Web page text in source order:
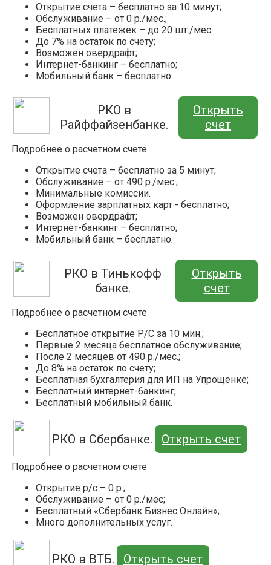
Открытие счета – бесплатно за 10 минут;
Обслуживание – от 0 р./мес.;
Бесплатных платежек – до 20 шт./мес.
До 7% на остаток по счету;
Возможен овердрафт;
Интернет-банкинг – бесплатно;
Мобильный банк – бесплатно.
РКО в
Райффайзенбанке.
Открыть
счет
Подробнее о расчетном счете
Открытие счета – бесплатно за 5 минут;
Обслуживание – от 490 р./мес.;
Минимальные комиссии.
Оформление зарплатных карт - бесплатно;
Возможен овердрафт;
Интернет-банкинг – бесплатно;
Мобильный банк – бесплатно.
РКО в Тинькофф
банке.
Открыть
счет
Подробнее о расчетном счете
Бесплатное открытие Р/С за 10 мин.;
Первые 2 месяца бесплатное обслуживание;
После 2 месяцев от 490 р./мес.;
До 8% на остаток по счету;
Бесплатная бухгалтерия для ИП на Упрощенке;
Бесплатный интернет-банкинг;
Бесплатный мобильный банк.
РКО в Сбербанке. Открыть счет
Подробнее о расчетном счете
Открытие р/с – 0 р.;
Обслуживание – от 0 р./мес;
Бесплатный «Сбербанк Бизнес Онлайн»;
Много дополнительных услуг.
РКО в ВТБ. Открыть счет